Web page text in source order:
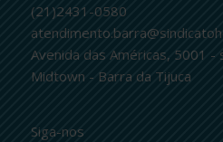
(21)2431-0580
Avenida das Américas, 5001 -
Midtown - Barra da Tijuca
Siga-nos